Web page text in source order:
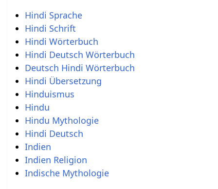
Hindi Sprache
Hindi Schrift
Hindi Wörterbuch
Hindi Deutsch Wörterbuch
Deutsch Hindi Wörterbuch
Hindi Übersetzung
Hinduismus
Hindu
Hindu Mythologie
Hindi Deutsch
Indien
Indien Religion
Indische Mythologie